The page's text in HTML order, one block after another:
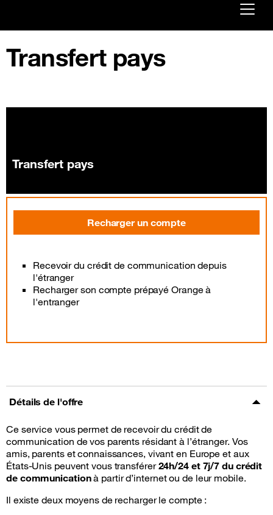
First visit ?
Transfert pays
Transfert pays
Recharger un compte
Recevoir du crédit de communication depuis
l'étranger
Recharger son compte prépayé Orange à
l'entranger
Détails de l'offre
Ce service vous permet de recevoir du crédit de
communication de vos parents résidant à l’étranger. Vos
amis, parents et connaissances, vivant en Europe et aux
États-Unis peuvent vous transférer24h/24 et 7j/7 du crédit
de communicationà partir d’internet ou de leur mobile.
Il existe deux moyens de recharger le compte :